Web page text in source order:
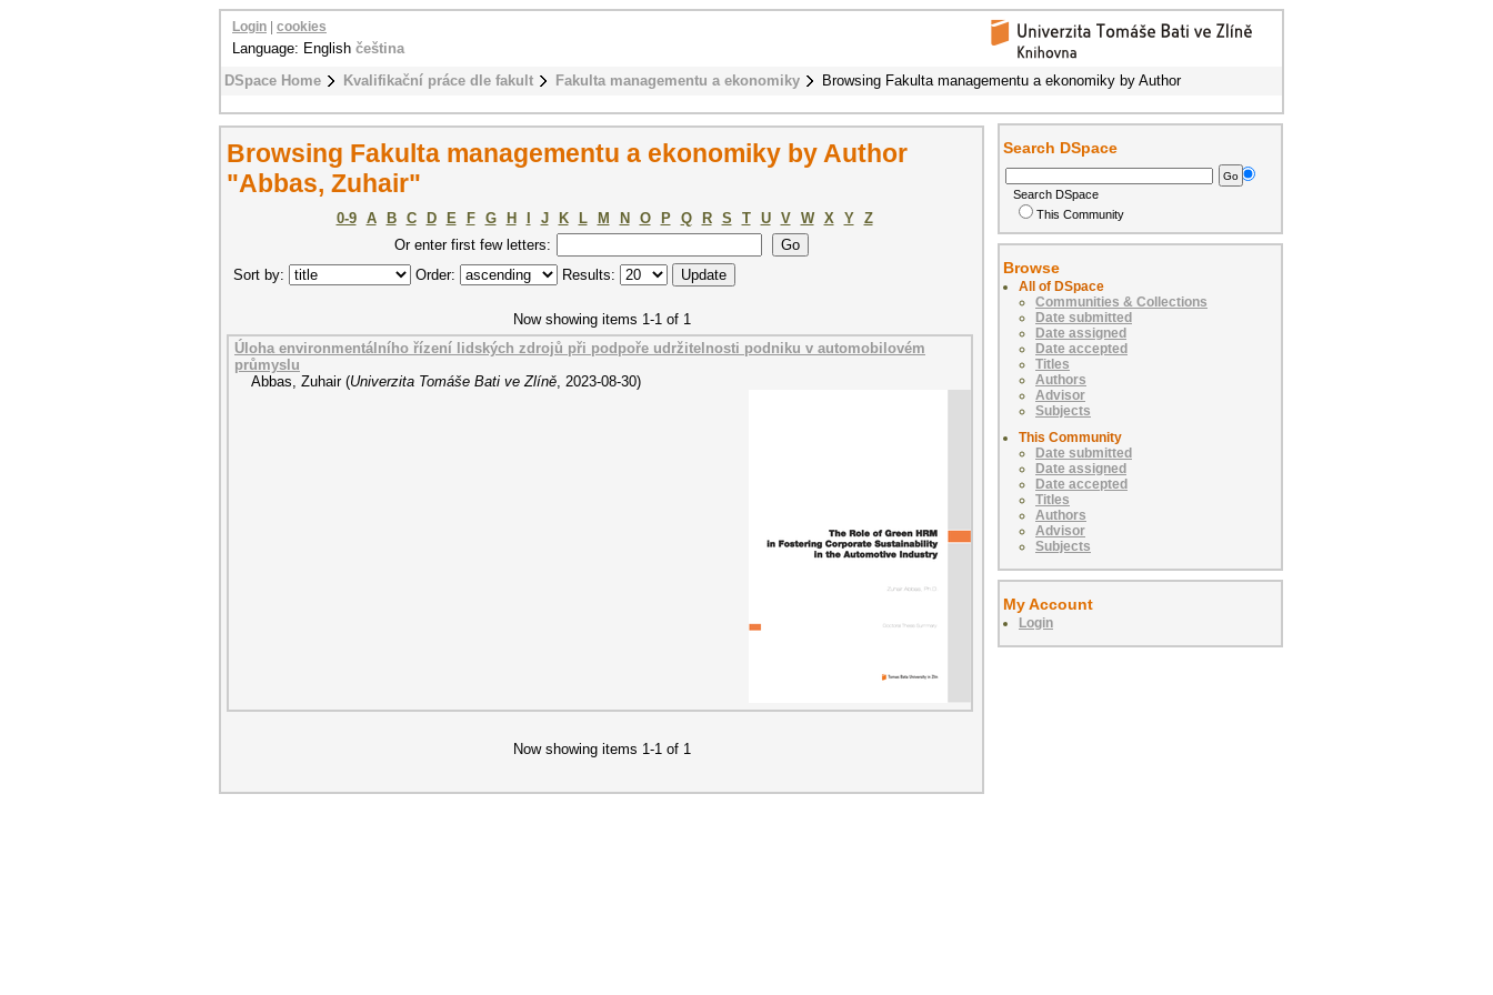
DSpace Home Kvalifikační práce dle fakult Fakulta managementu a ekonomiky Browsing Fakulta managementu a ekonomiky by Author
Login cookies
Language: English čeština
Browsing Fakulta managementu a ekonomiky by Author
"Abbas, Zuhair"
0-9 A B C D E F G H J K L M N O P Q R S T U V W X Y
Z
Or enter first few letters:
Sort by:
Order: Results:
Now showing items 1-1 of 1
Úloha environmentálního řízení lidských zdrojů při podpoře udržitelnosti podniku v automobilovém
průmyslu
Abbas, Zuhair (Univerzita Tomáše Bati ve Zlíně, 2023-08-30)
Now showing items 1-1 of 1
Search DSpace
Search DSpace
This Community
Browse
All of DSpace
Communities & Collections
Date submitted
Date assigned
Date accepted
Titles
Authors
Advisor
Subjects
This Community
Date submitted
Date assigned
Date accepted
Titles
Authors
Advisor
Subjects
My Account
Login